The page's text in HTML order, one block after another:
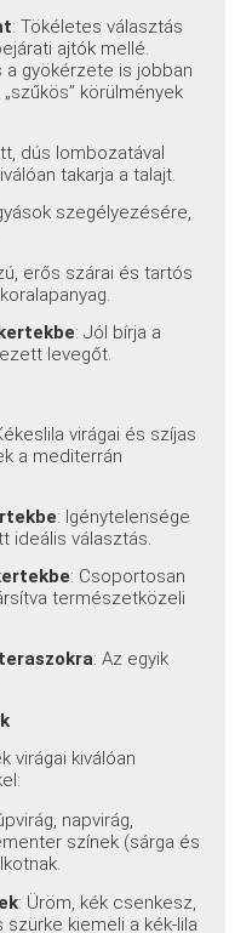
: Tökéletes választás
ajtók mellé.
a gyökérzete is jobban
körülmények
dús lombozatával
takarja a talajt.
szegélyezésére,
erős szárai és tartós
: Jól bírja a
levegőt.
virágai és szíjas
a mediterrán
: Igénytelensége
ideális választás.
: Csoportosan
természetközeli
: Az egyik
virágai kiválóan
napvirág,
színek (sárga és
: Üröm, kék csenkesz,
kiemeli a kék-lila